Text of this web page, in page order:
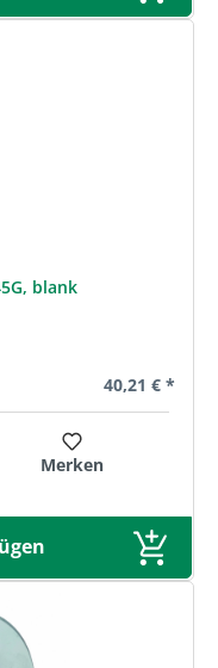
145G, blank
Regulärer
40,21 € *
Merken